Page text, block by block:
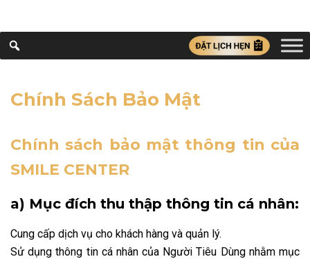
Chính Sách Bảo Mật
Chính sách bảo mật thông tin của
SMILE CENTER
a) Mục đích thu thập thông tin cá nhân:
Cung cấp dịch vụ cho khách hàng và quản lý.
Sử dụng thông tin cá nhân của Người Tiêu Dùng nhằm mục